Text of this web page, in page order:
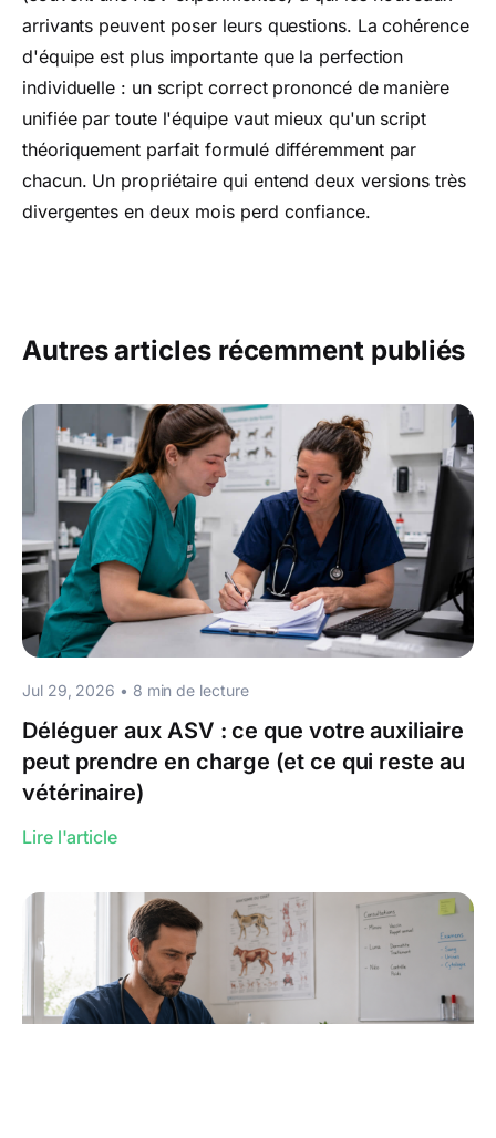
arrivants peuvent poser leurs questions. La cohérence
d'équipe est plus importante que la perfection
individuelle : un script correct prononcé de manière
unifiée par toute l'équipe vaut mieux qu'un script
théoriquement parfait formulé différemment par
chacun. Un propriétaire qui entend deux versions très
divergentes en deux mois perd confiance.
Autres articles récemment publiés
Jul 29, 2026 • 8 min de lecture
Déléguer aux ASV : ce que votre auxiliaire
peut prendre en charge (et ce qui reste au
vétérinaire)
Lire l'article